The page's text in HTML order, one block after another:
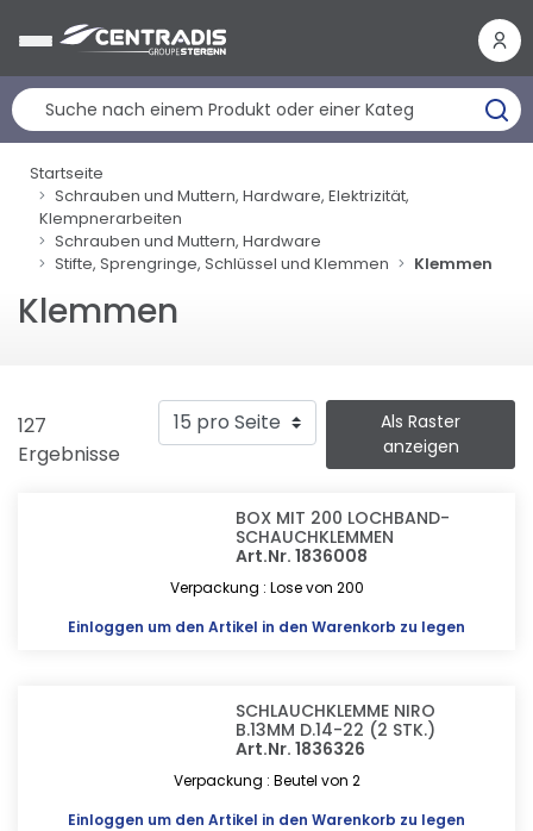
Startseite
Schrauben und Muttern, Hardware, Elektrizität,
Klempnerarbeiten
Schrauben und Muttern, Hardware
Stifte, Sprengringe, Schlüssel und Klemmen
Klemmen
Klemmen
127
Ergebnisse
Als Raster
anzeigen
BOX MIT 200 LOCHBAND-
SCHAUCHKLEMMEN
Art.Nr. 1836008
Verpackung : Lose von 200
Einloggen um den Artikel in den Warenkorb zu legen
SCHLAUCHKLEMME NIRO
B.13MM D.14-22 (2 STK.)
Art.Nr. 1836326
Verpackung : Beutel von 2
Einloggen um den Artikel in den Warenkorb zu legen